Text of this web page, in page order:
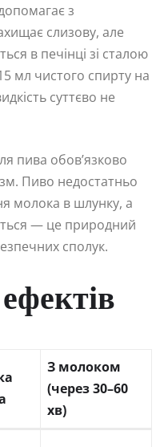
з
слизову, але
в печінці зі сталою
мл чистого спирту на
суттєво не
пива обов’язково
Пиво недостатньо
молока в шлунку, а
— це природний
сполук.
З молоком
(через 30–60
хв)